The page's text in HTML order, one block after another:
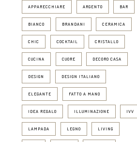
APPARECCHIARE ARGENTO BAR
BIANCO BRANDANI CERAMICA
CHIC COCKTAIL CRISTALLO
CUCINA CUORE DECORO CASA
DESIGN DESIGN ITALIANO
ELEGANTE FATTO A MANO
IDEA REGALO ILLUMINAZIONE IVV
LAMPADA LEGNO LIVING